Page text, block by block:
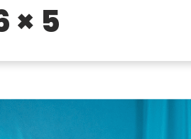
× 5